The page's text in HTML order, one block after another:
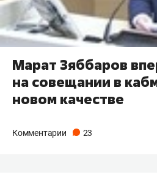
Марат Зяббаров
на совещании в
новом качестве
Комментарии 23